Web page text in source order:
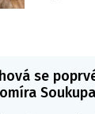
se
Soukupa